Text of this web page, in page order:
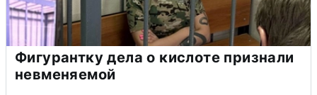
Фигурантку дела о кислоте признали
невменяемой